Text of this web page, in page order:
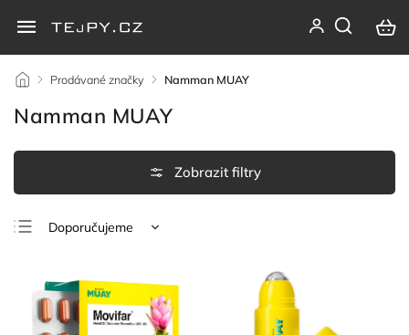
/ Prodávané značky / Namman MUAY
Namman MUAY
Doporučujeme
Nejdražší
Nejprodávanější